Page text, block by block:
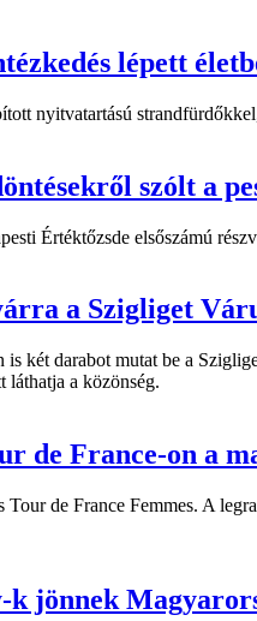
lépett
nyitvatartású
szólt a
Értéktőzsde elsőszámú
a Szigliget
is két darabot mutat be a
láthatja a közönség.
de France-on a
de France Femmes. A
jönnek